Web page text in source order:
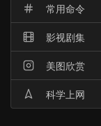
常用命令
影视剧集
美图欣赏
科学上网